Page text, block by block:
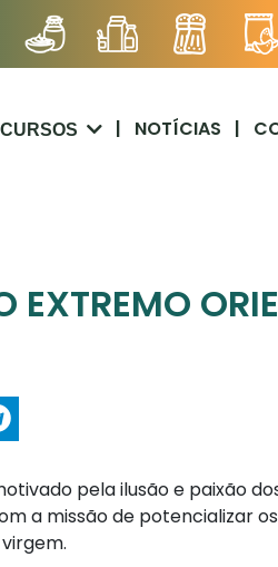
| NOTÍCIAS |
pela ilusão e paixão
a missão de potencializar